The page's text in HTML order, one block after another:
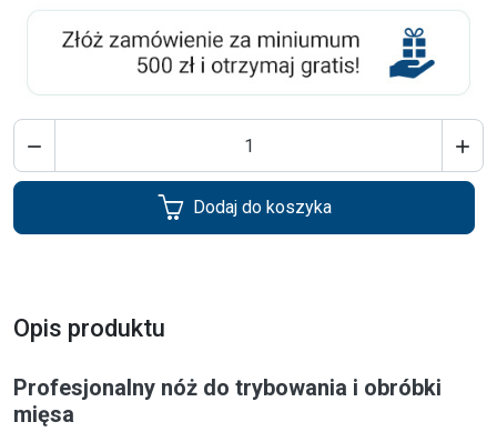
 
Dodaj do koszyka
Opis produktu
Profesjonalny nóż do trybowania i obróbki
mięsa